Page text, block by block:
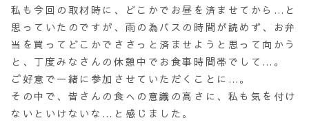
私も今回の取材時に、どこかでお昼を済ませてから…と
思っていたのですが、雨の為バスの時間が読めず、お弁
当を買ってどこかでささっと済ませようと思って向かう
と、丁度みなさんの休憩中でお食事時間帯でして…。
ご好意で一緒に参加させていただくことに…。
その中で、皆さんの食への意識の高さに、私も気を付け
ないといけないな…と感じました。